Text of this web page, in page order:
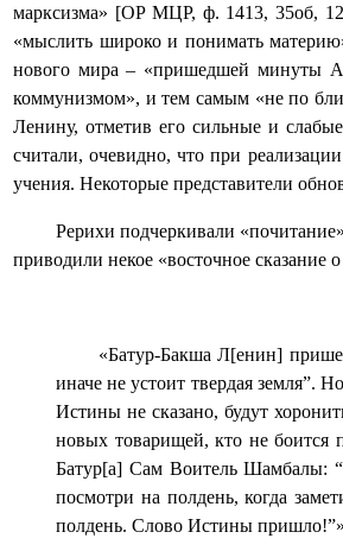
марксизма» [ОР МЦР, ф. 1413, 35об,
«мыслить широко и понимать
нового мира – «пришедшей минуты
коммунизмом», и тем самым «не по
Ленину, отметив его сильные и
считали, очевидно, что при
учения. Некоторые представители
Рерихи подчеркивали
приводили некое «восточное сказание
«Батур-Бакша Л[енин]
иначе не устоит твердая земля”.
Истины не сказано, будут
новых товарищей, кто не боится
Батур[а] Сам Воитель Шамбалы:
посмотри на полдень, когда
полдень. Слово Истины